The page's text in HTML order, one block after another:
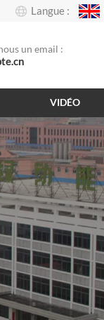
Langue :
un email :
VIDÉO